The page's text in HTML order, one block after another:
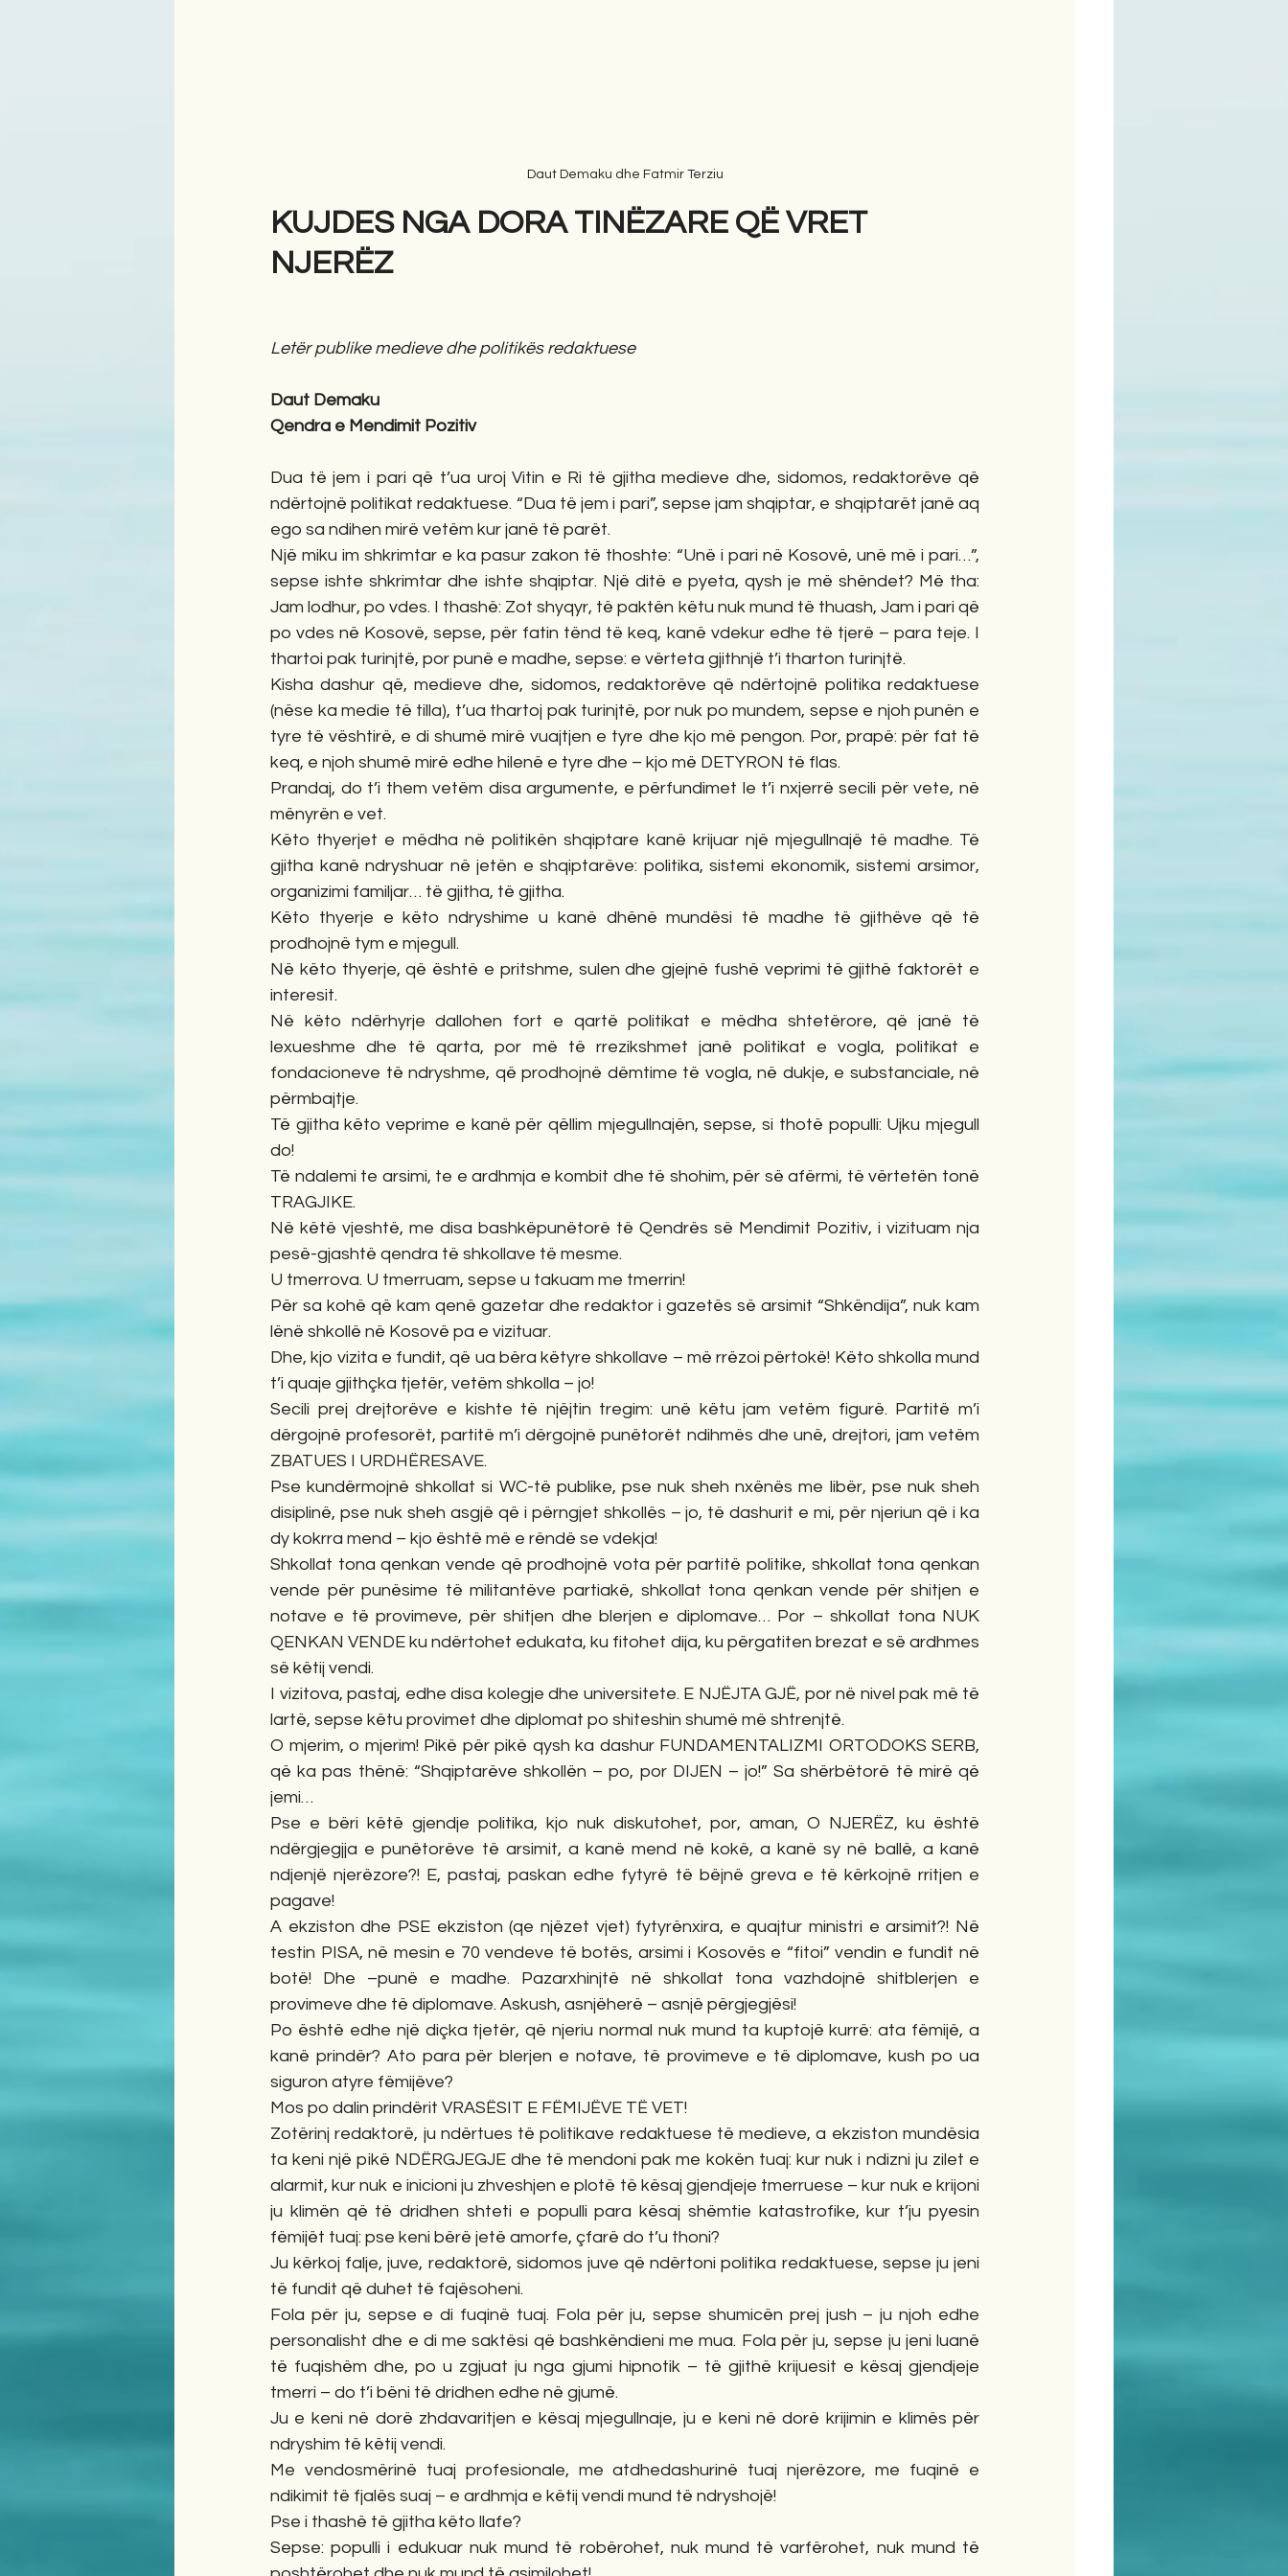
Daut Demaku dhe Fatmir Terziu
KUJDES NGA DORA TINËZARE QË VRET
NJERËZ
Letër publike medieve dhe politikës redaktuese
Daut Demaku
Qendra e Mendimit Pozitiv
Dua të jem i pari që t’ua uroj Vitin e Ri të gjitha medieve dhe, sidomos, redaktorëve që
ndërtojnë politikat redaktuese. “Dua të jem i pari”, sepse jam shqiptar, e shqiptarët janë aq
ego sa ndihen mirë vetëm kur janë të parët.
Një miku im shkrimtar e ka pasur zakon të thoshte: “Unë i pari në Kosovë, unë më i pari…”,
sepse ishte shkrimtar dhe ishte shqiptar. Një ditë e pyeta, qysh je më shëndet? Më tha:
Jam lodhur, po vdes. I thashë: Zot shyqyr, të paktën këtu nuk mund të thuash, Jam i pari që
po vdes në Kosovë, sepse, për fatin tënd të keq, kanë vdekur edhe të tjerë – para teje. I
thartoi pak turinjtë, por punë e madhe, sepse: e vërteta gjithnjë t’i tharton turinjtë.
Kisha dashur që, medieve dhe, sidomos, redaktorëve që ndërtojnë politika redaktuese
(nëse ka medie të tilla), t’ua thartoj pak turinjtë, por nuk po mundem, sepse e njoh punën e
tyre të vështirë, e di shumë mirë vuajtjen e tyre dhe kjo më pengon. Por, prapë: për fat të
keq, e njoh shumë mirë edhe hilenë e tyre dhe – kjo më DETYRON të flas.
Prandaj, do t’i them vetëm disa argumente, e përfundimet le t’i nxjerrë secili për vete, në
mënyrën e vet.
Këto thyerjet e mëdha në politikën shqiptare kanë krijuar një mjegullnajë të madhe. Të
gjitha kanë ndryshuar në jetën e shqiptarëve: politika, sistemi ekonomik, sistemi arsimor,
organizimi familjar… të gjitha, të gjitha.
Këto thyerje e këto ndryshime u kanë dhënë mundësi të madhe të gjithëve që të
prodhojnë tym e mjegull.
Në këto thyerje, që është e pritshme, sulen dhe gjejnë fushë veprimi të gjithë faktorët e
interesit.
Në këto ndërhyrje dallohen fort e qartë politikat e mëdha shtetërore, që janë të
lexueshme dhe të qarta, por më të rrezikshmet janë politikat e vogla, politikat e
fondacioneve të ndryshme, që prodhojnë dëmtime të vogla, në dukje, e substanciale, në
përmbajtje.
Të gjitha këto veprime e kanë për qëllim mjegullnajën, sepse, si thotë populli: Ujku mjegull
do!
Të ndalemi te arsimi, te e ardhmja e kombit dhe të shohim, për së afërmi, të vërtetën tonë
TRAGJIKE.
Në këtë vjeshtë, me disa bashkëpunëtorë të Qendrës së Mendimit Pozitiv, i vizituam nja
pesë-gjashtë qendra të shkollave të mesme.
U tmerrova. U tmerruam, sepse u takuam me tmerrin!
Për sa kohë që kam qenë gazetar dhe redaktor i gazetës së arsimit “Shkëndija”, nuk kam
lënë shkollë në Kosovë pa e vizituar.
Dhe, kjo vizita e fundit, që ua bëra këtyre shkollave – më rrëzoi përtokë! Këto shkolla mund
t’i quaje gjithçka tjetër, vetëm shkolla – jo!
Secili prej drejtorëve e kishte të njëjtin tregim: unë këtu jam vetëm figurë. Partitë m’i
dërgojnë profesorët, partitë m’i dërgojnë punëtorët ndihmës dhe unë, drejtori, jam vetëm
ZBATUES I URDHËRESAVE.
Pse kundërmojnë shkollat si WC-të publike, pse nuk sheh nxënës me libër, pse nuk sheh
disiplinë, pse nuk sheh asgjë që i përngjet shkollës – jo, të dashurit e mi, për njeriun që i ka
dy kokrra mend – kjo është më e rëndë se vdekja!
Shkollat tona qenkan vende që prodhojnë vota për partitë politike, shkollat tona qenkan
vende për punësime të militantëve partiakë, shkollat tona qenkan vende për shitjen e
notave e të provimeve, për shitjen dhe blerjen e diplomave… Por – shkollat tona NUK
QENKAN VENDE ku ndërtohet edukata, ku fitohet dija, ku përgatiten brezat e së ardhmes
së këtij vendi.
I vizitova, pastaj, edhe disa kolegje dhe universitete. E NJËJTA GJË, por në nivel pak më të
lartë, sepse këtu provimet dhe diplomat po shiteshin shumë më shtrenjtë.
O mjerim, o mjerim! Pikë për pikë qysh ka dashur FUNDAMENTALIZMI ORTODOKS SERB,
që ka pas thënë: “Shqiptarëve shkollën – po, por DIJEN – jo!” Sa shërbëtorë të mirë që
jemi…
Pse e bëri këtë gjendje politika, kjo nuk diskutohet, por, aman, O NJERËZ, ku është
ndërgjegjja e punëtorëve të arsimit, a kanë mend në kokë, a kanë sy në ballë, a kanë
ndjenjë njerëzore?! E, pastaj, paskan edhe fytyrë të bëjnë greva e të kërkojnë rritjen e
pagave!
A ekziston dhe PSE ekziston (qe njëzet vjet) fytyrënxira, e quajtur ministri e arsimit?! Në
testin PISA, në mesin e 70 vendeve të botës, arsimi i Kosovës e “fitoi” vendin e fundit në
botë! Dhe –punë e madhe. Pazarxhinjtë në shkollat tona vazhdojnë shitblerjen e
provimeve dhe të diplomave. Askush, asnjëherë – asnjë përgjegjësi!
Po është edhe një diçka tjetër, që njeriu normal nuk mund ta kuptojë kurrë: ata fëmijë, a
kanë prindër? Ato para për blerjen e notave, të provimeve e të diplomave, kush po ua
siguron atyre fëmijëve?
Mos po dalin prindërit VRASËSIT E FËMIJËVE TË VET!
Zotërinj redaktorë, ju ndërtues të politikave redaktuese të medieve, a ekziston mundësia
ta keni një pikë NDËRGJEGJE dhe të mendoni pak me kokën tuaj: kur nuk i ndizni ju zilet e
alarmit, kur nuk e inicioni ju zhveshjen e plotë të kësaj gjendjeje tmerruese – kur nuk e krijoni
ju klimën që të dridhen shteti e populli para kësaj shëmtie katastrofike, kur t’ju pyesin
fëmijët tuaj: pse keni bërë jetë amorfe, çfarë do t’u thoni?
Ju kërkoj falje, juve, redaktorë, sidomos juve që ndërtoni politika redaktuese, sepse ju jeni
të fundit që duhet të fajësoheni.
Fola për ju, sepse e di fuqinë tuaj. Fola për ju, sepse shumicën prej jush – ju njoh edhe
personalisht dhe e di me saktësi që bashkëndieni me mua. Fola për ju, sepse ju jeni luanë
të fuqishëm dhe, po u zgjuat ju nga gjumi hipnotik – të gjithë krijuesit e kësaj gjendjeje
tmerri – do t’i bëni të dridhen edhe në gjumë.
Ju e keni në dorë zhdavaritjen e kësaj mjegullnaje, ju e keni në dorë krijimin e klimës për
ndryshim të këtij vendi.
Me vendosmërinë tuaj profesionale, me atdhedashurinë tuaj njerëzore, me fuqinë e
ndikimit të fjalës suaj – e ardhmja e këtij vendi mund të ndryshojë!
Pse i thashë të gjitha këto llafe?
Sepse: populli i edukuar nuk mund të robërohet, nuk mund të varfërohet, nuk mund të